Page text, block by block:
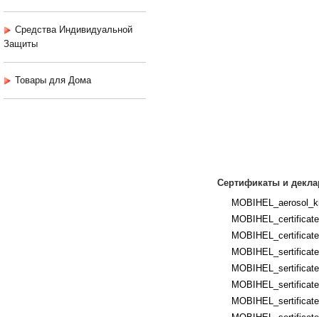
Средства Индивидуальной
Защиты
Товары для Дома
Сертификаты и